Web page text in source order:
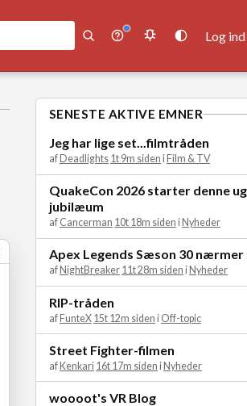
Log ind
SENESTE AKTIVE EMNER
Jeg har lige set...filmtråden
af Deadlights 1t 9m siden i Film & TV
QuakeCon 2026 starter denne
jubilæum
af Cancerman 10t 18m siden i Nyheder
Apex Legends Sæson 30 nærmer
af NightBreaker 11t 28m siden i Nyheder
RIP-tråden
afFunteX 15t 12m siden i Off-topic
Street Fighter-filmen
afKenkari 16t 17m siden iNyheder
woooot's VR Blog